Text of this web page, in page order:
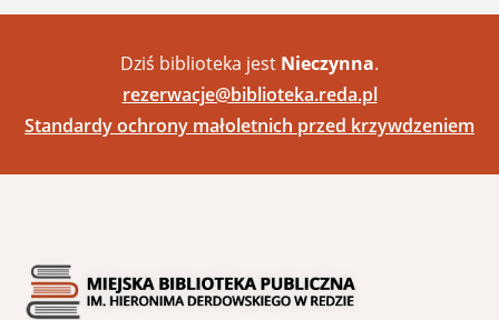
Dziś biblioteka jest Nieczynna.
rezerwacje@biblioteka.reda.pl
Standardy ochrony małoletnich przed krzywdzeniem